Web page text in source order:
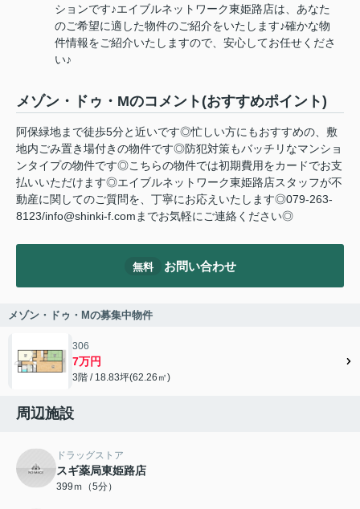
ションです♪エイブルネットワーク東姫路店は、あなた
のご希望に適した物件のご紹介をいたします♪確かな物
件情報をご紹介いたしますので、安心してお任せくださ
い♪
メゾン・ドゥ・Mのコメント(おすすめポイント)
阿保緑地まで徒歩5分と近いです◎忙しい方にもおすすめの、敷
地内ごみ置き場付きの物件です◎防犯対策もバッチリなマンショ
ンタイプの物件です◎こちらの物件では初期費用をカードでお支
払いいただけます◎エイブルネットワーク東姫路店スタッフが不
動産に関してのご質問を、丁寧にお応えいたします◎079-263-
8123/info@shinki-f.comまでお気軽にご連絡ください◎
無料 お問い合わせ
メゾン・ドゥ・Mの募集中物件
306
7万円
3階 / 18.83坪(62.26㎡)
周辺施設
ドラッグストア
スギ薬局東姫路店
399ｍ（5分）